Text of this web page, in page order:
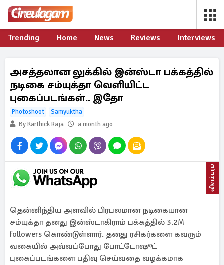
Trending Home News Reviews Interviews
அசத்தலான லுக்கில் இன்ஸ்டா பக்கத்தில்
நடிகை சம்யுக்தா வெளியிட்ட
புகைப்படங்கள்.. இதோ
Photoshoot
Samyuktha
By Karthick Raja
a month ago
விளம்பரம்
தென்னிந்திய அளவில் பிரபலமான நடிகையான
சம்யுக்தா தனது இன்ஸ்டாகிராம் பக்கத்தில் 3.2M
followers கொண்டுள்ளார். தனது ரசிகர்களை கவரும்
வகையில் அவ்வப்போது போட்டோஷூட்
புகைப்படங்களை பதிவு செய்வதை வழக்கமாக